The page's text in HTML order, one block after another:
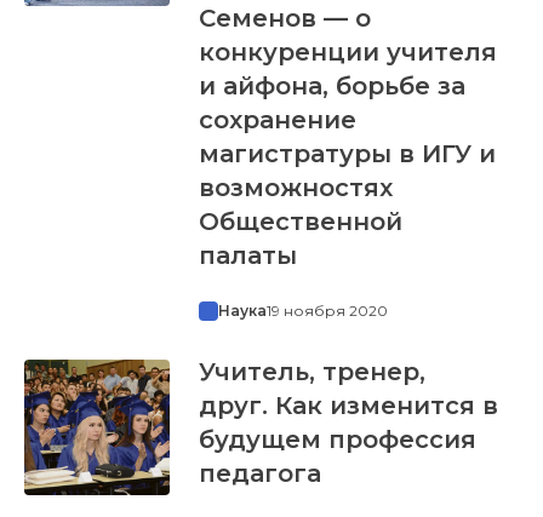
Семенов — о
конкуренции учителя
и айфона, борьбе за
сохранение
магистратуры в ИГУ и
возможностях
Общественной
палаты
Наука19 ноября 2020
Учитель, тренер,
друг. Как изменится в
будущем профессия
педагога